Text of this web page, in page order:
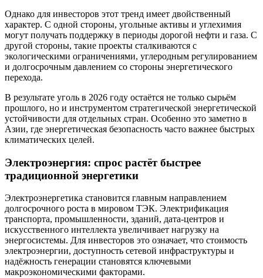
Однако для инвесторов этот тренд имеет двойственный
характер. С одной стороны, угольные активы и углехимия
могут получать поддержку в периоды дорогой нефти и газа. С
другой стороны, такие проекты сталкиваются с
экологическими ограничениями, углеродным регулированием
и долгосрочным давлением со стороны энергетического
перехода.
В результате уголь в 2026 году остаётся не только сырьём
прошлого, но и инструментом стратегической энергетической
устойчивости для отдельных стран. Особенно это заметно в
Азии, где энергетическая безопасность часто важнее быстрых
климатических целей.
Электроэнергия: спрос растёт быстрее
традиционной энергетики
Электроэнергетика становится главным направлением
долгосрочного роста в мировом ТЭК. Электрификация
транспорта, промышленности, зданий, дата-центров и
искусственного интеллекта увеличивает нагрузку на
энергосистемы. Для инвесторов это означает, что стоимость
электроэнергии, доступность сетевой инфраструктуры и
надёжность генерации становятся ключевыми
макроэкономическими факторами.